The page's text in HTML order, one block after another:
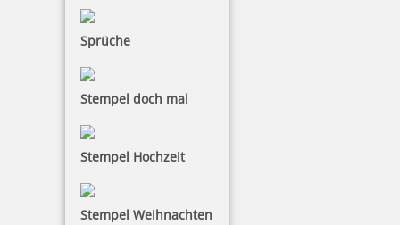
Sprüche
Stempel doch mal
Stempel Hochzeit
Stempel Weihnachten